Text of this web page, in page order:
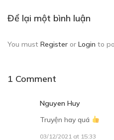
Chung 1 nhà (P.1)
Để lại một bình luận
You must Register or Login to
1 Comment
Nguyen Huy
Truyện hay quá
03/12/2021 at 15:33